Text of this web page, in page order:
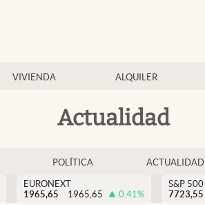
VIVIENDA ALQUILER
Actualidad
POLÍTICA ACTUALIDAD
EURONEXT
1965,65
1965,65 0.41%
S&P 500
7723,55